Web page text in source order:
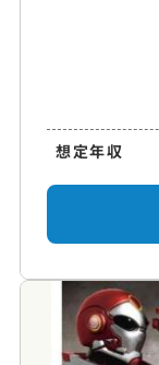
想定年収